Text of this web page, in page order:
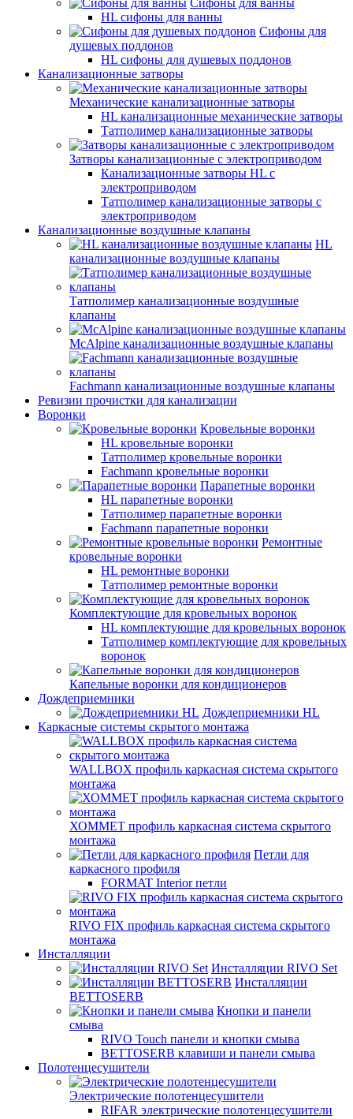
Сифоны для ванны
HL сифоны для ванны
Сифоны для
душевых поддонов
HL сифоны для душевых поддонов
Канализационные затворы
Механические канализационные затворы
HL канализационные механические затворы
Татполимер канализационные затворы
Затворы канализационные с электроприводом
Канализационные затворы HL с
электроприводом
Татполимер канализационные затворы с
электроприводом
Канализационные воздушные клапаны
HL
канализационные воздушные клапаны
Татполимер канализационные воздушные
клапаны
McAlpine канализационные воздушные клапаны
Fachmann канализационные воздушные клапаны
Ревизии прочистки для канализации
Воронки
Кровельные воронки
HL кровельные воронки
Татполимер кровельные воронки
Fachmann кровельные воронки
Парапетные воронки
HL парапетные воронки
Татполимер парапетные воронки
Fachmann парапетные воронки
Ремонтные
кровельные воронки
HL ремонтные воронки
Татполимер ремонтные воронки
Комплектующие для кровельных воронок
HL комплектующие для кровельных воронок
Татполимер комплектующие для кровельных
воронок
Капельные воронки для кондиционеров
Дождеприемники
Дождеприемники HL
Каркасные системы скрытого монтажа
WALLBOX профиль каркасная система скрытого
монтажа
ХОММЕТ профиль каркасная система скрытого
монтажа
Петли для
каркасного профиля
FORMAT Interior петли
RIVO FIX профиль каркасная система скрытого
монтажа
Инсталляции
Инсталляции RIVO Set
Инсталляции
BETTOSERB
Кнопки и панели
смыва
RIVO Touch панели и кнопки смыва
BETTOSERB клавиши и панели смыва
Полотенцесушители
Электрические полотенцесушители
RIFAR электрические полотенцесушители